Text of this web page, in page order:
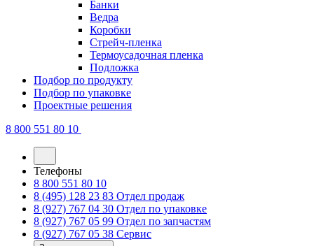
Банки
Ведра
Коробки
Стрейч-пленка
Термоусадочная пленка
Подложка
Подбор по продукту
Подбор по упаковке
Проектные решения
8 800 551 80 10
Телефоны
8 800 551 80 10
8 (495) 128 23 83 Отдел продаж
8 (927) 767 04 30 Отдел по упаковке
8 (927) 767 05 99 Отдел по запчастям
8 (927) 767 05 38 Сервис